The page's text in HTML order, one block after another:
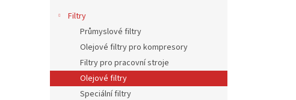
a
Filtry
Průmyslové filtry
Olejové filtry pro kompresory
Filtry pro pracovní stroje
Olejové filtry
Speciální filtry